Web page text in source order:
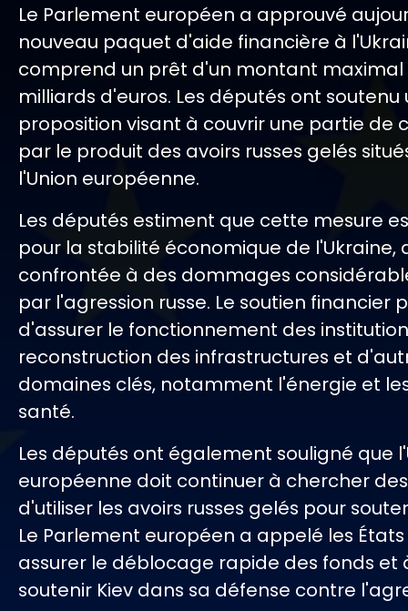
Le Parlement européen a approuvé
nouveau paquet d'aide financière à
comprend un prêt d'un montant maximal
milliards d'euros. Les députés ont soutenu
proposition visant à couvrir une partie de
par le produit des avoirs russes gelés
l'Union européenne.
Les députés estiment que cette mesure
pour la stabilité économique de l'Ukraine,
confrontée à des dommages
par l'agression russe. Le soutien financier
d'assurer le fonctionnement des
reconstruction des infrastructures et
domaines clés, notamment l'énergie et
santé.
Les députés ont également souligné que
européenne doit continuer à chercher
d'utiliser les avoirs russes gelés pour
Le Parlement européen a appelé les
assurer le déblocage rapide des fonds et
soutenir Kiev dans sa défense contre